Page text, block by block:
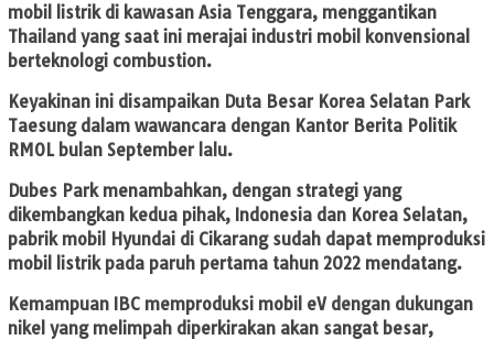
mobil listrik di kawasan Asia Tenggara, menggantikan
Thailand yang saat ini merajai industri mobil konvensional
berteknologi combustion.
Keyakinan ini disampaikan Duta Besar Korea Selatan Park
Taesung dalam wawancara dengan Kantor Berita Politik
RMOL bulan September lalu.
Dubes Park menambahkan, dengan strategi yang
dikembangkan kedua pihak, Indonesia dan Korea Selatan,
pabrik mobil Hyundai di Cikarang sudah dapat memproduksi
mobil listrik pada paruh pertama tahun 2022 mendatang.
Kemampuan IBC memproduksi mobil eV dengan dukungan
nikel yang melimpah diperkirakan akan sangat besar,